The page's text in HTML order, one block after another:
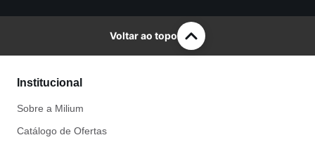
Voltar ao topo
Institucional
Sobre a Milium
Catálogo de Ofertas